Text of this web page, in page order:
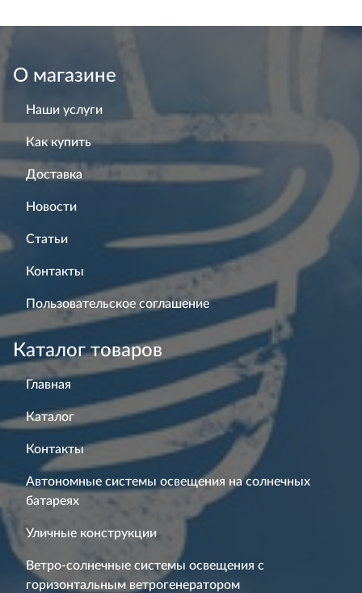
О магазине
Наши услуги
Как купить
Доставка
Новости
Статьи
Контакты
Пользовательское соглашение
Каталог товаров
Главная
Каталог
Контакты
Автономные системы освещения на солнечных
батареях
Уличные конструкции
Ветро-солнечные системы освещения с
горизонтальным ветрогенератором